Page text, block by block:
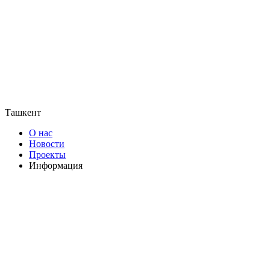
Ташкент
О нас
Новости
Проекты
Информация